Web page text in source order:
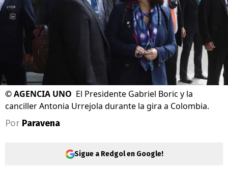
©AGENCIA UNO El Presidente Gabriel Boric y la
canciller Antonia Urrejola durante la gira a Colombia.
Por Paravena
Sigue a Redgol en Google!